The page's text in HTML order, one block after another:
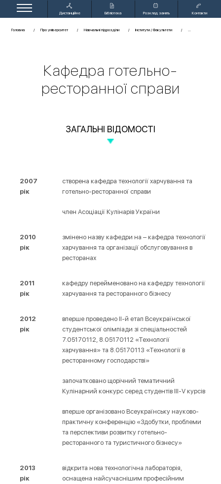
Дистанційне
Бібліотека Розклад занять Контакти
Головна Про університет Навчальні підрозділи Інститути / Факультети
Кафедра готельно-
ресторанної справи
ЗАГАЛЬНІ ВІДОМОСТІ
2007
рік
створена кафедра технології харчування та
готельно-ресторанної справи
член Асоціації Кулінарів України
2010
рік
змінено назву кафедри на – кафедра технології
харчування та організації обслуговування в
ресторанах
2011
рік
кафедру перейменовано на кафедру технології
харчування та ресторанного бізнесу
2012
рік
вперше проведено ІІ-й етап Всеукраїнської
студентської олімпіади зі спеціальностей
7.05170112, 8.05170112 «Технології
харчування» та 8.05170113 «Технології в
ресторанному господарстві»
започатковано щорічний тематичний
Кулінарний конкурс серед студентів ІІІ-V курсів
вперше організовано Всеукраїнську науково-
практичну конференцію «Здобутки, проблеми
та перспективи розвитку готельно-
ресторанного та туристичного бізнесу»
2013
рік
відкрита нова технологічна лабораторія,
оснащена найсучаснішим професійним